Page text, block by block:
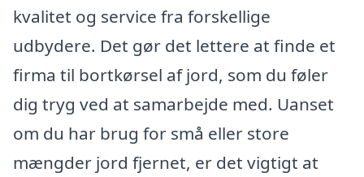
kvalitet og service fra forskellige
udbydere. Det gør det lettere at finde et
firma til bortkørsel af jord, som du føler
dig tryg ved at samarbejde med. Uanset
om du har brug for små eller store
mængder jord fjernet, er det vigtigt at